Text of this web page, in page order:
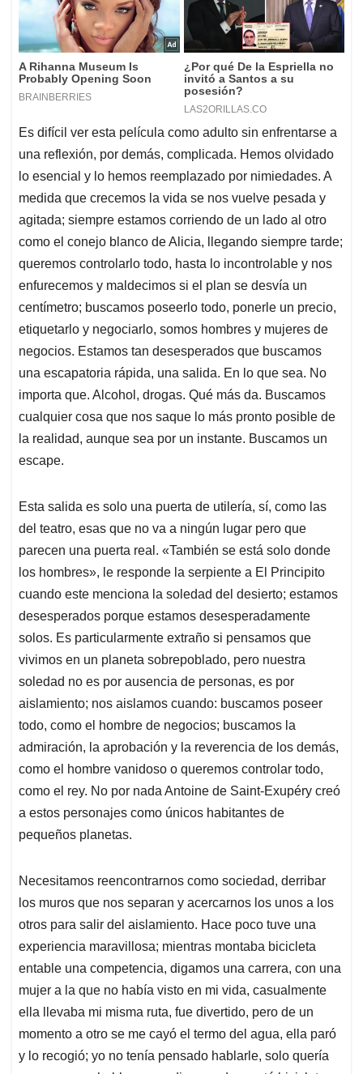
Es difícil ver esta película como adulto sin enfrentarse a
una reflexión, por demás, complicada. Hemos olvidado
lo esencial y lo hemos reemplazado por nimiedades. A
medida que crecemos la vida se nos vuelve pesada y
agitada; siempre estamos corriendo de un lado al otro
como el conejo blanco de Alicia, llegando siempre tarde;
queremos controlarlo todo, hasta lo incontrolable y nos
enfurecemos y maldecimos si el plan se desvía un
centímetro; buscamos poseerlo todo, ponerle un precio,
etiquetarlo y negociarlo, somos hombres y mujeres de
negocios. Estamos tan desesperados que buscamos
una escapatoria rápida, una salida. En lo que sea. No
importa que. Alcohol, drogas. Qué más da. Buscamos
cualquier cosa que nos saque lo más pronto posible de
la realidad, aunque sea por un instante. Buscamos un
escape.
Esta salida es solo una puerta de utilería, sí, como las
del teatro, esas que no va a ningún lugar pero que
parecen una puerta real. «También se está solo donde
los hombres», le responde la serpiente a El Principito
cuando este menciona la soledad del desierto; estamos
desesperados porque estamos desesperadamente
solos. Es particularmente extraño si pensamos que
vivimos en un planeta sobrepoblado, pero nuestra
soledad no es por ausencia de personas, es por
aislamiento; nos aislamos cuando: buscamos poseer
todo, como el hombre de negocios; buscamos la
admiración, la aprobación y la reverencia de los demás,
como el hombre vanidoso o queremos controlar todo,
como el rey. No por nada Antoine de Saint-Exupéry creó
a estos personajes como únicos habitantes de
pequeños planetas.
Necesitamos reencontrarnos como sociedad, derribar
los muros que nos separan y acercarnos los unos a los
otros para salir del aislamiento. Hace poco tuve una
experiencia maravillosa; mientras montaba bicicleta
entable una competencia, digamos una carrera, con una
mujer a la que no había visto en mi vida, casualmente
ella llevaba mi misma ruta, fue divertido, pero de un
momento a otro se me cayó el termo del agua, ella paró
y lo recogió; yo no tenía pensado hablarle, solo quería